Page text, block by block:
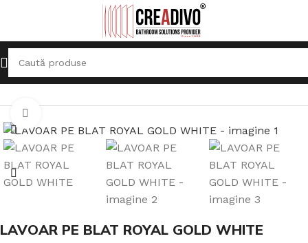
Prima pagină Lavoare Lavoar pe blat
LAVOAR PE BLAT ROYAL GOLD WHITE